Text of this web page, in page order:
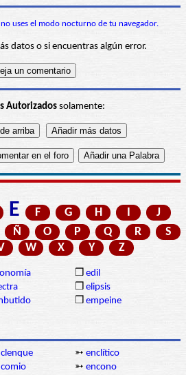
uses el modo nocturno de tu navegador.
datos o si encuentras algún error.
Autorizadossolamente:
E F G H I
J
Ñ O P Q R
S
W X Y Z
❒ edil
❒ elipsis
❒ empeine
➳ enclítico
➳ encono